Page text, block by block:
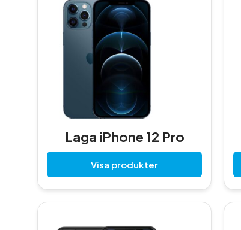
Laga iPhone 12 Pro
Visa produkter